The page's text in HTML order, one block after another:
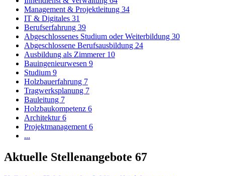
Management & Projektleitung 34
IT & Digitales 31
Berufserfahrung 39
Abgeschlossenes Studium oder Weiterbildung 30
Abgeschlossene Berufsausbildung 24
Ausbildung als Zimmerer 10
Bauingenieurwesen 9
Studium 9
Holzbauerfahrung 7
Tragwerksplanung 7
Bauleitung 7
Holzbaukompetenz 6
Architektur6
Projektmanagement 6
...
Aktuelle Stellenangebote 67